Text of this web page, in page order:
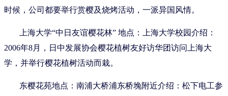
时候，公司都要举行赏樱及烧烤活动，一派异国风情。
上海大学“中日友谊樱花林” 地点：上海大学校园介绍：
2006年8月，日中发展协会樱花植树友好访华团访问上海大
学，并举行樱花植树活动而栽。
东樱花苑地点：南浦大桥浦东桥堍附近介绍：松下电工参